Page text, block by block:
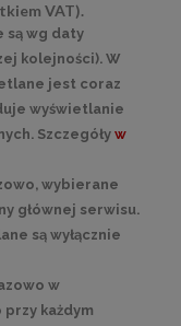
VAT).
są wg daty
kolejności). W
jest coraz
wyświetlanie
Szczegóły w
wybierane
głównej serwisu.
są wyłącznie
w
każdym